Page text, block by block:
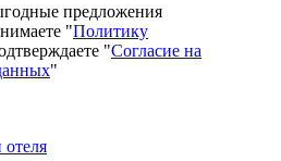
предложения
"Политику
"Согласие на
"
отеля